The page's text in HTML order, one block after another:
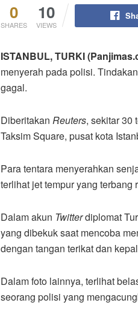
0
SHARES
10
VIEWS
ISTANBUL, TURKI
menyerah pada polisi.
gagal.
Diberitakan Reuters, sekitar 30
Taksim Square, pusat kota
Para tentara menyerahkan
terlihat jet tempur yang
Dalam akun Twitterdiplomat
yang dibekuk saat mencoba
dengan tangan terikat dan
Dalam foto lainnya, terlihat
seorang polisi yang